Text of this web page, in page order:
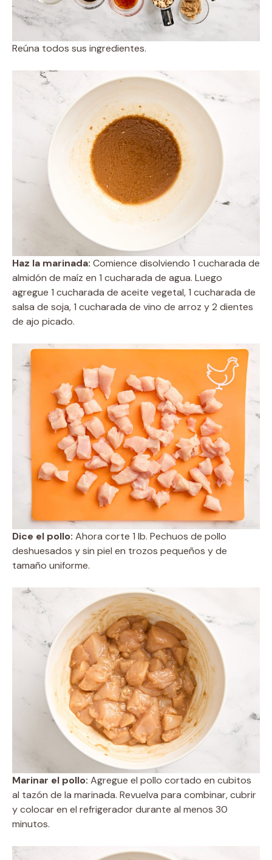
Reúna todos sus ingredientes.
Haz la marinada: Comience disolviendo 1 cucharada de
almidón de maíz en 1 cucharada de agua. Luego
agregue 1 cucharada de aceite vegetal, 1 cucharada de
salsa de soja, 1 cucharada de vino de arroz y 2 dientes
de ajo picado.
Dice el pollo: Ahora corte 1 lb. Pechuos de pollo
deshuesados ​​y sin piel en trozos pequeños y de
tamaño uniforme.
Marinar el pollo: Agregue el pollo cortado en cubitos
al tazón de la marinada. Revuelva para combinar, cubrir
y colocar en el refrigerador durante al menos 30
minutos.